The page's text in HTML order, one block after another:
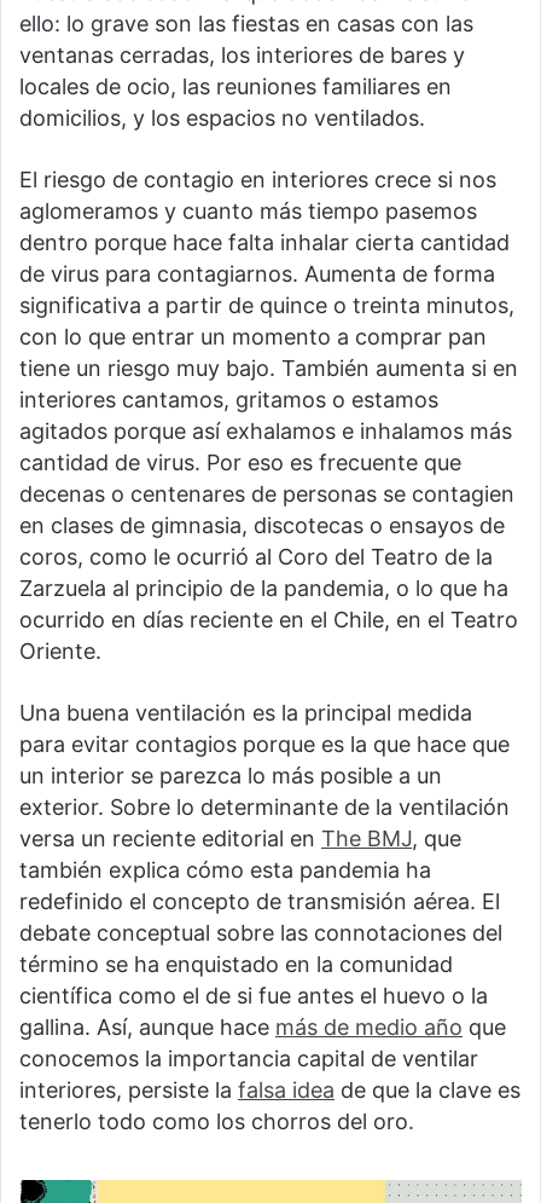
ello: lo grave son las fiestas en casas con las
ventanas cerradas, los interiores de bares y
locales de ocio, las reuniones familiares en
domicilios, y los espacios no ventilados.
El riesgo de contagio en interiores crece si nos
aglomeramos y cuanto más tiempo pasemos
dentro porque hace falta inhalar cierta cantidad
de virus para contagiarnos. Aumenta de forma
significativa a partir de quince o treinta minutos,
con lo que entrar un momento a comprar pan
tiene un riesgo muy bajo. También aumenta si en
interiores cantamos, gritamos o estamos
agitados porque así exhalamos e inhalamos más
cantidad de virus. Por eso es frecuente que
decenas o centenares de personas se contagien
en clases de gimnasia, discotecas o ensayos de
coros, como le ocurrió al Coro del Teatro de la
Zarzuela al principio de la pandemia, o lo que ha
ocurrido en días reciente en el Chile, en el Teatro
Oriente.
Una buena ventilación es la principal medida
para evitar contagios porque es la que hace que
un interior se parezca lo más posible a un
exterior. Sobre lo determinante de la ventilación
versa un reciente editorial en The BMJ, que
también explica cómo esta pandemia ha
redefinido el concepto de transmisión aérea. El
debate conceptual sobre las connotaciones del
término se ha enquistado en la comunidad
científica como el de si fue antes el huevo o la
gallina. Así, aunque hace más de medio año que
conocemos la importancia capital de ventilar
interiores, persiste la falsa idea de que la clave es
tenerlo todo como los chorros del oro.